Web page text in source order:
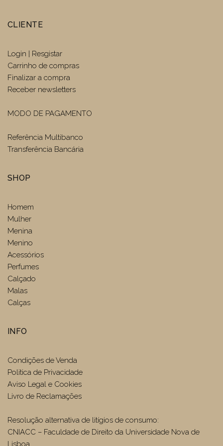
CLIENTE
Login | Resgistar
Carrinho de compras
Finalizar a compra
Receber newsletters
MODO DE PAGAMENTO
Referência Multibanco
Transferência Bancária
SHOP
Homem
Mulher
Menina
Menino
Acessórios
Perfumes
Calçado
Malas
Calças
INFO
Condições de Venda
Politica de Privacidade
Aviso Legal e Cookies
Livro de Reclamações
Resolução alternativa de litígios de consumo:
CNIACC – Faculdade de Direito da Universidade Nova de
Lisboa